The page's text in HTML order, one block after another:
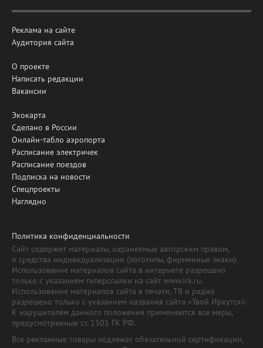
Реклама на сайте
Аудитория сайта
О проекте
Написать редакции
Вакансии
Экокарта
Сделано в России
Онлайн-табло аэропорта
Расписание электричек
Расписание поездов
Подписка на новости
Спецпроекты
Наглядно
Политика конфиденциальности
Сайт содержит материалы, охраняемые авторским правом,
и средства индивидуализации (логотипы, фирменные знаки).
Использование материалов сайта в интернете разрешено
только с указанием гиперссылки на сайт www.irk.ru.
Использование материалов сайта в печати, ТВ и радио
разрешено только с указанием названия сайта «Твой Иркутск».
К нарушителям данного положения применяются все меры,
предусмотренные ст. 1301 ГК РФ.
Все рекламные товары подлежат обязательной сертификации,